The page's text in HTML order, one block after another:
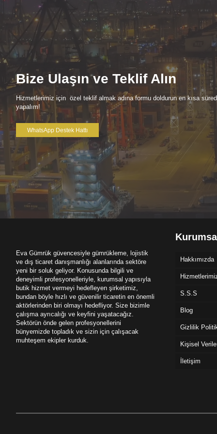
Bize Ulaşın ve Teklif Alın
Hizmetlerimiz için özel teklif almak adına formu doldurun en kısa
yapalım!
WhatsApp Destek Hattı
Eva Gümrük güvencesiyle gümrükleme, lojistik
ve dış ticaret danışmanlığı alanlarında sektöre
yeni bir soluk geliyor. Konusunda bilgili ve
deneyimli profesyonelleriyle, kurumsal yapısıyla
butik hizmet vermeyi hedefleyen şirketimiz,
bundan böyle hızlı ve güvenilir ticaretin en önemli
aktörlerinden biri olmayı hedefliyor. Size bizimle
çalışma ayrıcalığı ve keyfini yaşatacağız.
Sektörün önde gelen profesyonellerini
bünyemizde topladık ve sizin için çalışacak
muhteşem ekipler kurduk.
Hakkımızda
S.S.S
Blog
Gizlilik
Kişisel
İletişim